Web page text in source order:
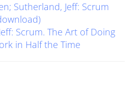
Sutherland, Jeff: Scrum
Scrum. The Art of Doing
in Half the Time